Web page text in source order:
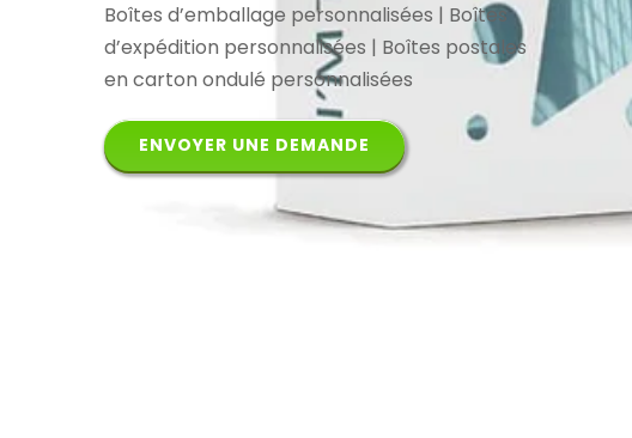
Boîtes d’emballage personnalisées | Boîtes
d’expédition personnalisées | Boîtes postales
en carton ondulé personnalisées
ENVOYER UNE DEMANDE